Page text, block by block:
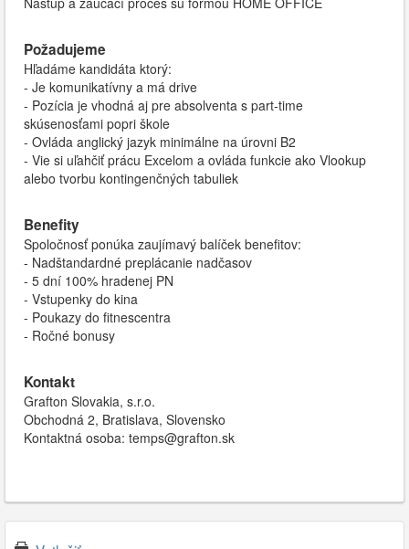
Požadujeme
Hľadáme kandidáta ktorý:
- Je komunikatívny a má drive
- Pozícia je vhodná aj pre absolventa s part-time
skúsenosťami popri škole
- Ovláda anglický jazyk minimálne na úrovni B2
- Vie si uľahčiť prácu Excelom a ovláda funkcie ako Vlookup
alebo tvorbu kontingenčných tabuliek
Benefity
Spoločnosť ponúka zaujímavý balíček benefitov:
- Nadštandardné preplácanie nadčasov
- 5 dní 100% hradenej PN
- Vstupenky do kina
- Poukazy do fitnescentra
- Ročné bonusy
Kontakt
Grafton Slovakia, s.r.o.
Obchodná 2, Bratislava, Slovensko
Kontaktná osoba: temps@grafton.sk